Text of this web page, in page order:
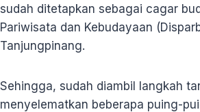
sudah ditetapkan sebagai cagar
Pariwisata dan Kebudayaan
Tanjungpinang.
Sehingga, sudah diambil langkah
menyelematkan beberapa puing-